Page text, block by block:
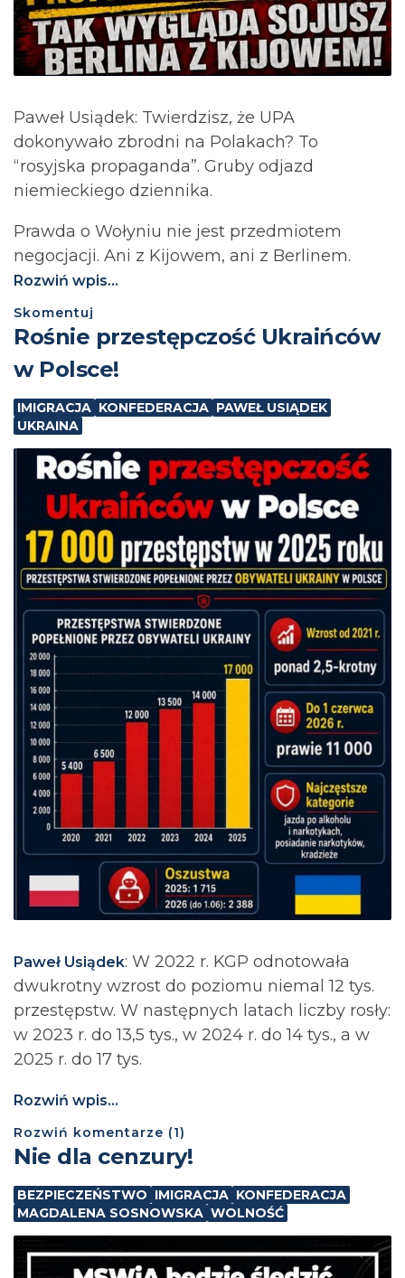
Paweł Usiądek: Twierdzisz, że UPA
dokonywało zbrodni na Polakach? To
“rosyjska propaganda”. Gruby odjazd
niemieckiego dziennika.
Prawda o Wołyniu nie jest przedmiotem
negocjacji. Ani z Kijowem, ani z Berlinem.⁩
Rozwiń wpis...
Skomentuj
Rośnie przestępczość Ukraińców
w Polsce!
IMIGRACJA KONFEDERACJA PAWEŁ USIĄDEK
UKRAINA
Paweł Usiądek: ⁨W 2022 r. KGP odnotowała
dwukrotny wzrost do poziomu niemal 12 tys.
przestępstw. W następnych latach liczby rosły:
w 2023 r. do 13,5 tys., w 2024 r. do 14 tys., a w
2025 r. do 17 tys.
Rozwiń wpis...
Rozwiń komentarze (1)
Nie dla cenzury!
BEZPIECZEŃSTWO IMIGRACJA KONFEDERACJA
MAGDALENA SOSNOWSKA WOLNOŚĆ